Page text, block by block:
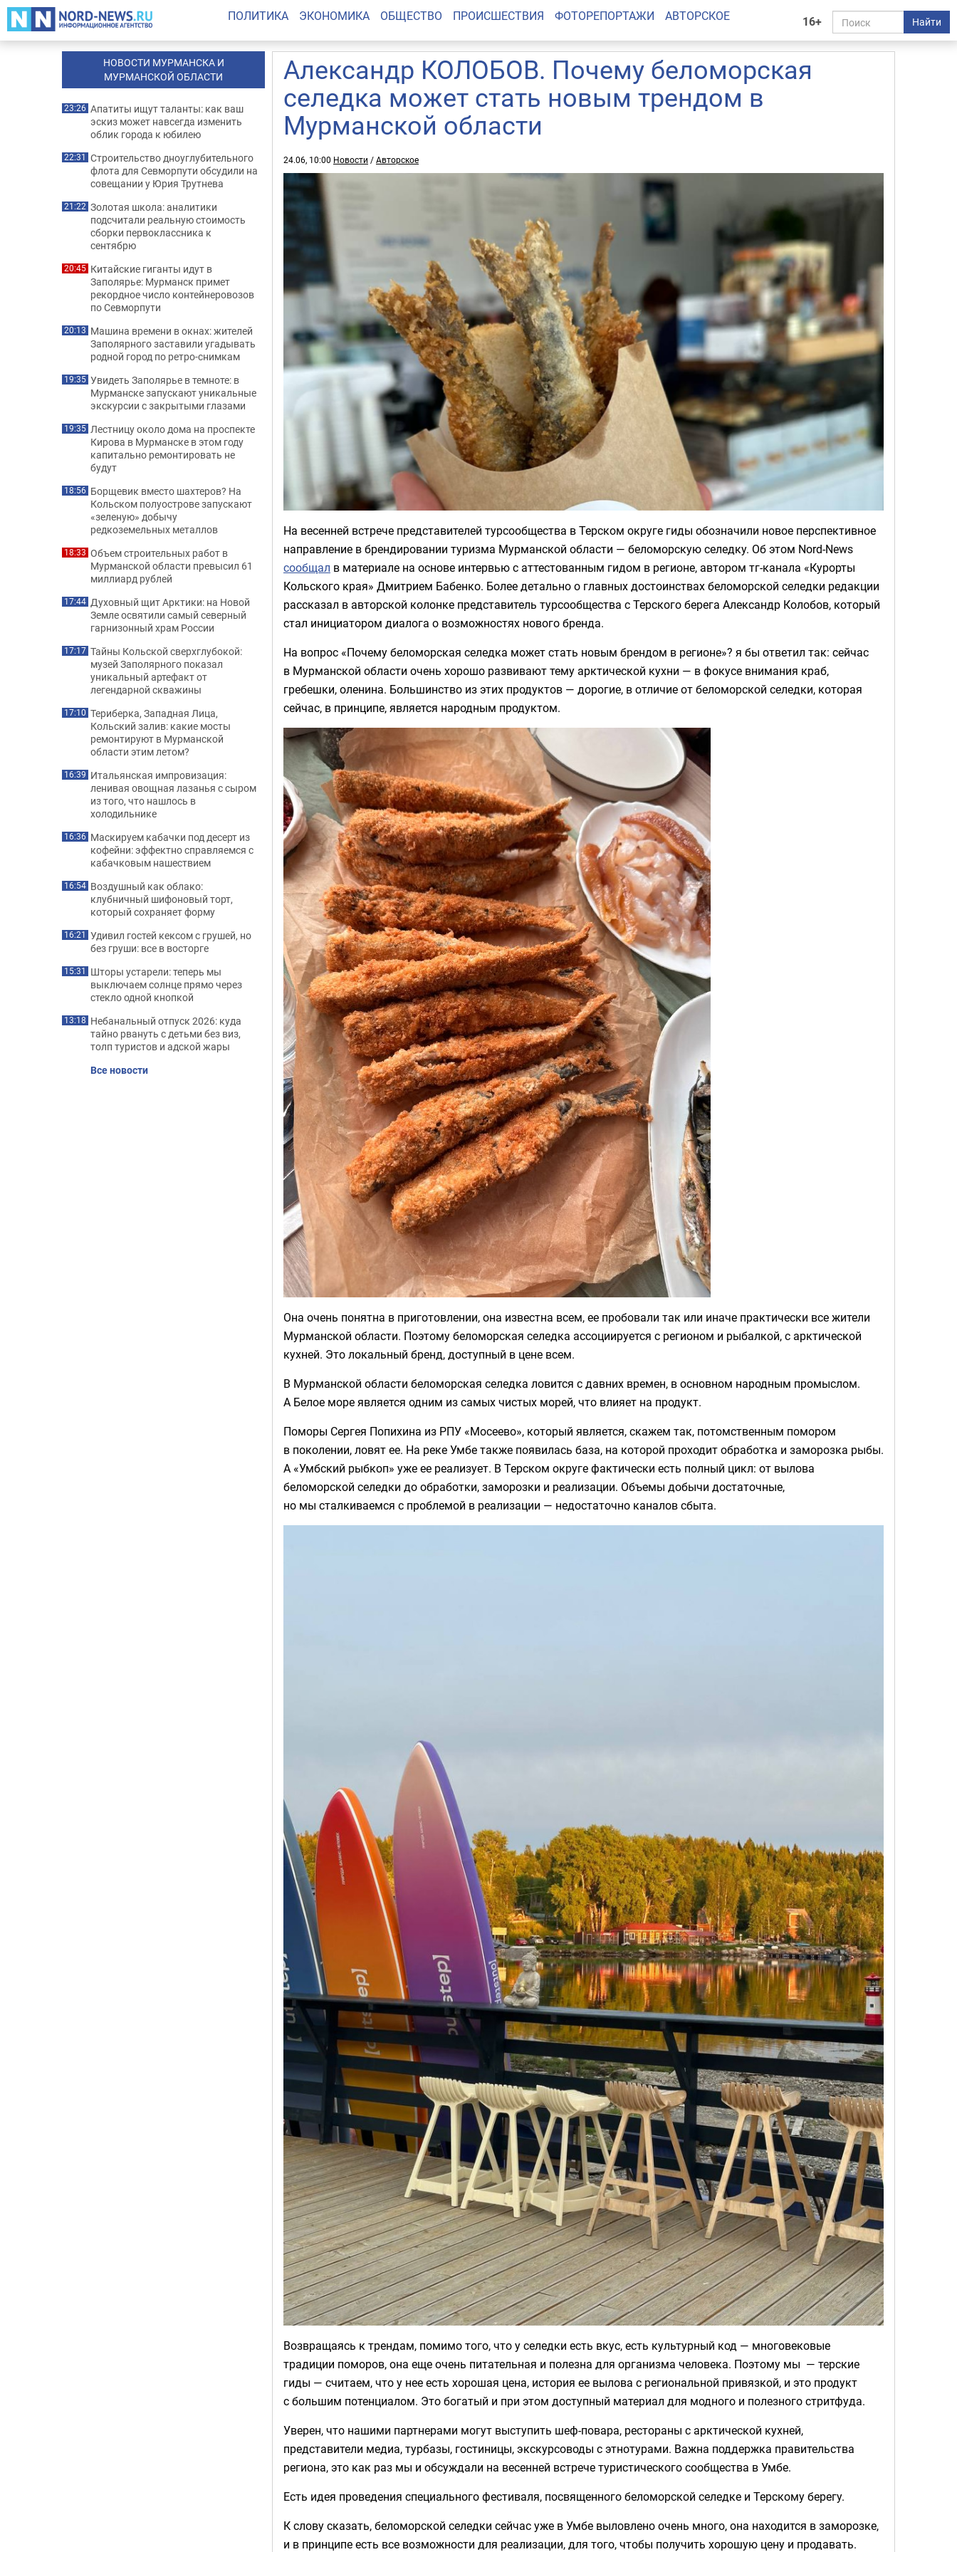
16+ Найти
ПОЛИТИКА ЭКОНОМИКА ОБЩЕСТВО ПРОИСШЕСТВИЯ ФОТОРЕПОРТАЖИ АВТОРСКОЕ
Александр КОЛОБОВ. Почему беломорская
селедка может стать новым трендом в
Мурманской области
24.06, 10:00 Новости /Авторское
На весенней встрече представителей турсообщества в Терском округе гиды обозначили новое перспективное
направление в брендировании туризма Мурманской области — беломорскую селедку. Об этом Nord-News
сообщал в материале на основе интервью с аттестованным гидом в регионе, автором тг-канала «Курорты
Кольского края» Дмитрием Бабенко. Более детально о главных достоинствах беломорской селедки редакции
рассказал в авторской колонке представитель турсообщества с Терского берега Александр Колобов, который
стал инициатором диалога о возможностях нового бренда.
На вопрос «Почему беломорская селедка может стать новым брендом в регионе»? я бы ответил так: сейчас
в Мурманской области очень хорошо развивают тему арктической кухни — в фокусе внимания краб,
гребешки, оленина. Большинство из этих продуктов — дорогие, в отличие от беломорской селедки, которая
сейчас, в принципе, является народным продуктом.
Она очень понятна в приготовлении, она известна всем, ее пробовали так или иначе практически все жители
Мурманской области. Поэтому беломорская селедка ассоциируется с регионом и рыбалкой, с арктической
кухней. Это локальный бренд, доступный в цене всем.
В Мурманской области беломорская селедка ловится с давних времен, в основном народным промыслом.
А Белое море является одним из самых чистых морей, что влияет на продукт.
Поморы Сергея Попихина из РПУ «Мосеево», который является, скажем так, потомственным помором
в поколении, ловят ее. На реке Умбе также появилась база, на которой проходит обработка и заморозка рыбы.
А «Умбский рыбкоп» уже ее реализует. В Терском округе фактически есть полный цикл: от вылова
беломорской селедки до обработки, заморозки и реализации. Объемы добычи достаточные,
но мы сталкиваемся с проблемой в реализации — недостаточно каналов сбыта.
Возвращаясь к трендам, помимо того, что у селедки есть вкус, есть культурный код — многовековые
традиции поморов, она еще очень питательная и полезна для организма человека. Поэтому мы — терские
гиды — считаем, что у нее есть хорошая цена, история ее вылова с региональной привязкой, и это продукт
с большим потенциалом. Это богатый и при этом доступный материал для модного и полезного стритфуда.
Уверен, что нашими партнерами могут выступить шеф-повара, рестораны с арктической кухней,
представители медиа, турбазы, гостиницы, экскурсоводы с этнотурами. Важна поддержка правительства
региона, это как раз мы и обсуждали на весенней встрече туристического сообщества в Умбе.
Есть идея проведения специального фестиваля, посвященного беломорской селедке и Терскому берегу.
К слову сказать, беломорской селедки сейчас уже в Умбе выловлено очень много, она находится в заморозке,
и в принципе есть все возможности для реализации, для того, чтобы получить хорошую цену и продавать.
НОВОСТИ МУРМАНСКА И
МУРМАНСКОЙ ОБЛАСТИ
23:26 Апатиты ищут таланты: как ваш
эскиз может навсегда изменить
облик города к юбилею
22:31 Строительство дноуглубительного
флота для Севморпути обсудили на
совещании у Юрия Трутнева
21:22 Золотая школа: аналитики
подсчитали реальную стоимость
сборки первоклассника к
сентябрю
20:45 Китайские гиганты идут в
Заполярье: Мурманск примет
рекордное число контейнеровозов
по Севморпути
20:13 Машина времени в окнах: жителей
Заполярного заставили угадывать
родной город по ретро-снимкам
19:35 Увидеть Заполярье в темноте: в
Мурманске запускают уникальные
экскурсии с закрытыми глазами
19:35 Лестницу около дома на проспекте
Кирова в Мурманске в этом году
капитально ремонтировать не
будут
18:56 Борщевик вместо шахтеров? На
Кольском полуострове запускают
«зеленую» добычу
редкоземельных металлов
18:33 Объем строительных работ в
Мурманской области превысил 61
миллиард рублей
17:44 Духовный щит Арктики: на Новой
Земле освятили самый северный
гарнизонный храм России
17:17 Тайны Кольской сверхглубокой:
музей Заполярного показал
уникальный артефакт от
легендарной скважины
17:10 Териберка, Западная Лица,
Кольский залив: какие мосты
ремонтируют в Мурманской
области этим летом?
16:39 Итальянская импровизация:
ленивая овощная лазанья с сыром
из того, что нашлось в
холодильнике
16:36 Маскируем кабачки под десерт из
кофейни: эффектно справляемся с
кабачковым нашествием
16:54 Воздушный как облако:
клубничный шифоновый торт,
который сохраняет форму
16:21 Удивил гостей кексом с грушей, но
без груши: все в восторге
15:31 Шторы устарели: теперь мы
выключаем солнце прямо через
стекло одной кнопкой
13:18 Небанальный отпуск 2026: куда
тайно рвануть с детьми без виз,
толп туристов и адской жары
Все новости